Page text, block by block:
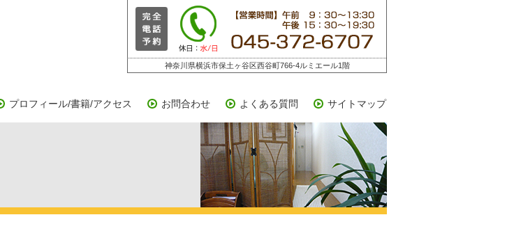
神奈川県横浜市保土ヶ谷区西谷町766-4ルミエール1階
プロフィール/書籍/アクセス お問合わせ よくある質問 サイトマップ